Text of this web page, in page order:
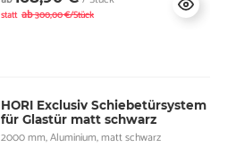
statt ab300,00 €/Stück
HORI Exclusiv Schiebetürsystem
für Glastür matt schwarz
2000 mm, Aluminium, matt schwarz